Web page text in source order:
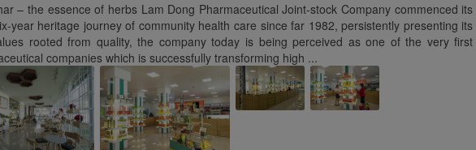
– the essence of herbs Lam Dong Pharmaceutical Joint-stock Company commenced its
year heritage journey of community health care since far 1982, persistently presenting its
rooted from quality, the company today is being perceived as one of the very first
companies which is successfully transforming high ...